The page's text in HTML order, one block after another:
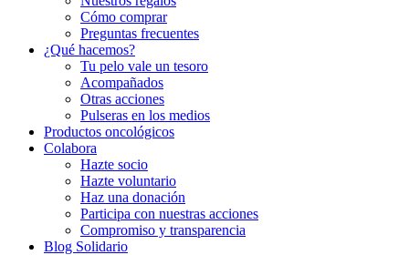
Cómo comprar
Preguntas frecuentes
¿Qué hacemos?
Tu pelo vale un tesoro
Acompañados
Otras acciones
Pulseras en los medios
Productos oncológicos
Colabora
Hazte socio
Hazte voluntario
Haz una donación
Participa con nuestras acciones
Compromiso y transparencia
Blog Solidario